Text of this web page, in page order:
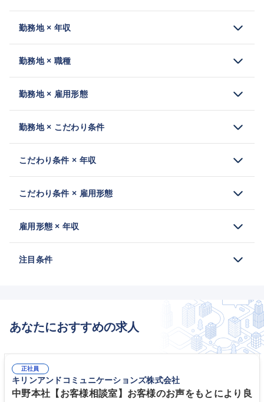
勤務地 × 年収
勤務地 × 職種
勤務地 × 雇用形態
勤務地 × こだわり条件
こだわり条件 × 年収
こだわり条件 × 雇用形態
雇用形態 × 年収
注目条件
あなたにおすすめの求人
正社員
キリンアンドコミュニケーションズ株式会社
中野本社【お客様相談室】お客様のお声をもとにより良